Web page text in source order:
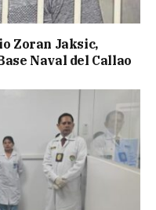
Zoran Jaksic,
Naval del Callao